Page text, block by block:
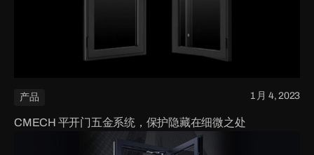
产品 1 月 4, 2023
CMECH 平开门五金系统，保护隐藏在细微之处